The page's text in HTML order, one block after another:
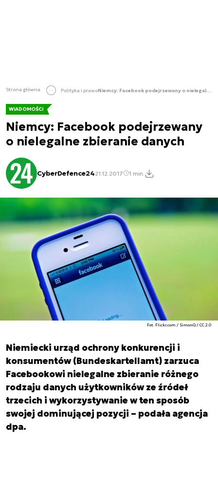
Strona główna Polityka i prawo Niemcy: Facebook podejrzewany o nielegalne zbieranie danych
WIADOMOŚCI
Niemcy: Facebook podejrzewany
o nielegalne zbieranie danych
CyberDefence2421.12.2017 1 min.
Fot. Flickr.com / SimonQ / CC 2.0
Niemiecki urząd ochrony konkurencji i
konsumentów (Bundeskartellamt) zarzuca
Facebookowi nielegalne zbieranie różnego
rodzaju danych użytkowników ze źródeł
trzecich i wykorzystywanie w ten sposób
swojej dominującej pozycji – podała agencja
dpa.